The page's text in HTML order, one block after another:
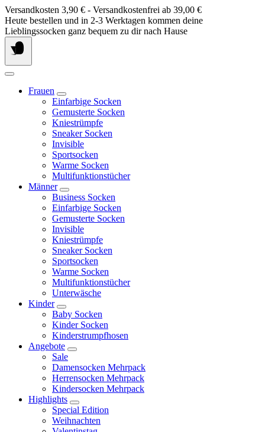
Springe
zum
Inhalt
Versandkosten 3,90 € - Versandkostenfrei ab 39,00 €
Heute bestellen und in 2-3 Werktagen kommen deine
Lieblingssocken ganz bequem zu dir nach Hause
Frauen
Einfarbige Socken
Gemusterte Socken
Kniestrümpfe
Sneaker Socken
Invisible
Sportsocken
Warme Socken
Multifunktionstücher
Männer
Business Socken
Einfarbige Socken
Gemusterte Socken
Invisible
Kniestrümpfe
Sneaker Socken
Sportsocken
Warme Socken
Multifunktionstücher
Unterwäsche
Kinder
Baby Socken
Kinder Socken
Kinderstrumpfhosen
Angebote
Sale
Damensocken Mehrpack
Herrensocken Mehrpack
Kindersocken Mehrpack
Highlights
Special Edition
Weihnachten